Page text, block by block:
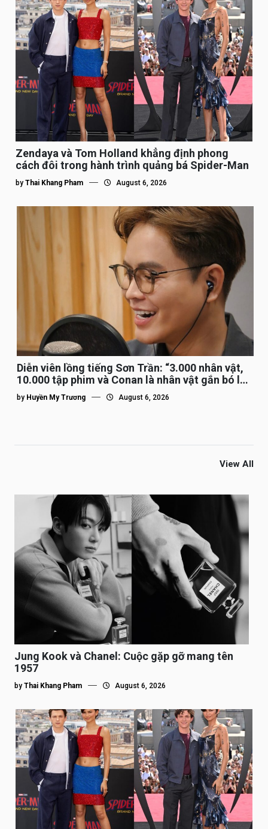
Zendaya và Tom Holland khẳng định phong
cách đôi trong hành trình quảng bá Spider-Man
by Thai Khang Pham August 6, 2026
Diễn viên lồng tiếng Sơn Trần: “3.000 nhân vật,
10.000 tập phim và Conan là nhân vật gắn bó lâu
nhất”
by Huyền My Trương August 6, 2026
View All
Jung Kook và Chanel: Cuộc gặp gỡ mang tên
1957
by Thai Khang Pham August 6, 2026